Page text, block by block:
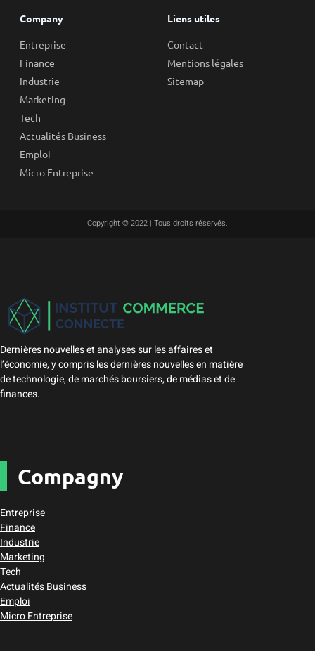
Company
Entreprise
Finance
Industrie
Marketing
Tech
Actualités Business
Emploi
Micro Entreprise
Liens utiles
Contact
Mentions légales
Sitemap
Copyright © 2022 | Tous droits réservés.
Dernières nouvelles et analyses sur les affaires et
l’économie, y compris les dernières nouvelles en matière
de technologie, de marchés boursiers, de médias et de
finances.
Compagny
Entreprise
Finance
Industrie
Marketing
Tech
Actualités Business
Emploi
Micro Entreprise